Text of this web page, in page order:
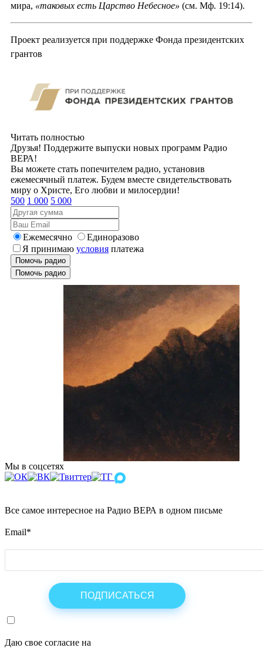
мира, «таковых есть Царство Небесное» (см. Мф. 19:14).
Проект реализуется при поддержке Фонда президентских
грантов
Читать полностью
Друзья! Поддержите выпуски новых программ Радио
ВЕРА!
Вы можете стать попечителем радио, установив
ежемесячный платеж. Будем вместе свидетельствовать
миру о Христе, Его любви и милосердии!
500 1 000 5 000
Ежемесячно
Единоразово
Я принимаю условия платежа
Помочь радио
Помочь радио
Мы в соцсетях
Все самое интересное на Радио ВЕРА в одном письме
Email*
Даю свое согласие на